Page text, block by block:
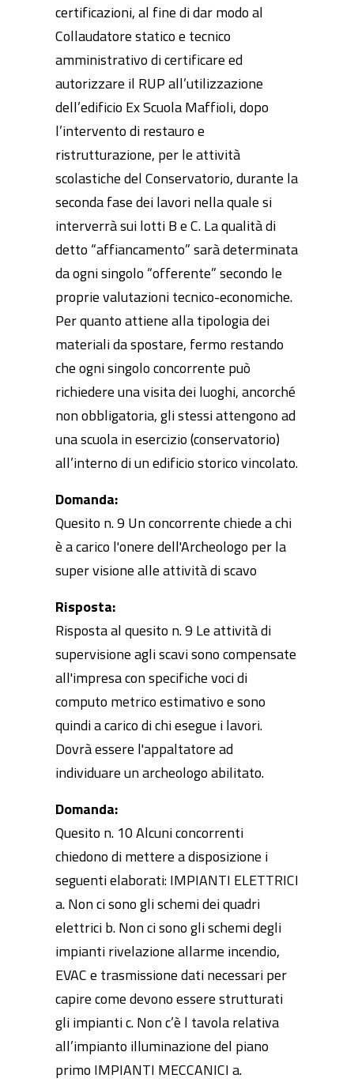
certificazioni, al fine di dar modo al
Collaudatore statico e tecnico
amministrativo di certificare ed
autorizzare il RUP all’utilizzazione
dell’edificio Ex Scuola Maffioli, dopo
l’intervento di restauro e
ristrutturazione, per le attività
scolastiche del Conservatorio, durante la
seconda fase dei lavori nella quale si
interverrà sui lotti B e C. La qualità di
detto “affiancamento” sarà determinata
da ogni singolo “offerente” secondo le
proprie valutazioni tecnico-economiche.
Per quanto attiene alla tipologia dei
materiali da spostare, fermo restando
che ogni singolo concorrente può
richiedere una visita dei luoghi, ancorché
non obbligatoria, gli stessi attengono ad
una scuola in esercizio (conservatorio)
all’interno di un edificio storico vincolato.
Domanda:
Quesito n. 9 Un concorrente chiede a chi
è a carico l'onere dell'Archeologo per la
super visione alle attività di scavo
Risposta:
Risposta al quesito n. 9 Le attività di
supervisione agli scavi sono compensate
all'impresa con specifiche voci di
computo metrico estimativo e sono
quindi a carico di chi esegue i lavori.
Dovrà essere l'appaltatore ad
individuare un archeologo abilitato.
Domanda:
Quesito n. 10 Alcuni concorrenti
chiedono di mettere a disposizione i
seguenti elaborati: IMPIANTI ELETTRICI
a. Non ci sono gli schemi dei quadri
elettrici b. Non ci sono gli schemi degli
impianti rivelazione allarme incendio,
EVAC e trasmissione dati necessari per
capire come devono essere strutturati
gli impianti c. Non c’è l tavola relativa
all’impianto illuminazione del piano
primo IMPIANTI MECCANICI a.